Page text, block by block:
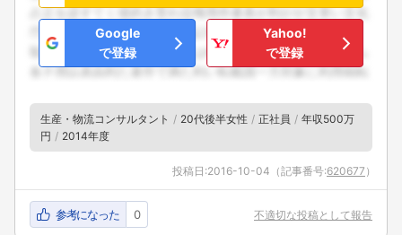
フォローしました
Google
で登録
Yahoo!
で登録
生産・物流コンサルタント 20代後半女性 正社員
年収500万
円
2014年度
投稿日:2016-10-04 （記事番号:620677 ）
参考になった 0 不適切な投稿として報告